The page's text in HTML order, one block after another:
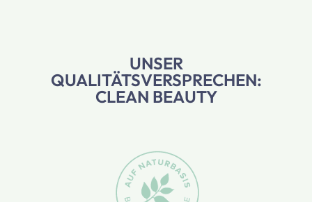
UNSER
QUALITÄTSVERSPRECHEN:
CLEAN BEAUTY